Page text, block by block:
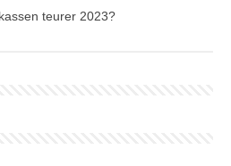
teurer 2023?